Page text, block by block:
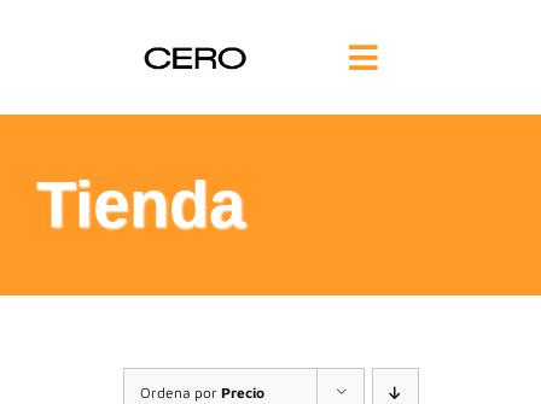
Toggle
Navigation
FILOSOFÍA
TE AYUDAMOS
FORMACIÓN
Tienda
Ordena por Precio